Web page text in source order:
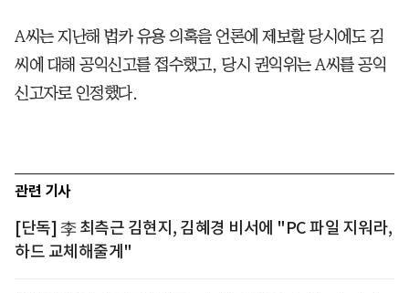
A씨는 지난해 법카 유용 의혹을 언론에 제보할 당시에도 김
씨에 대해 공익신고를 접수했고, 당시 권익위는 A씨를 공익
신고자로 인정했다.
관련 기사
[단독] 李 최측근 김현지, 김혜경 비서에 "PC 파일 지워라,
하드 교체해줄게"